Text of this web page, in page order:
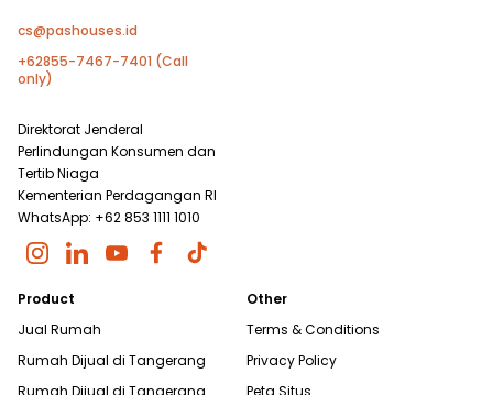
cs@pashouses.id
+62855-7467-7401 (Call
only)
Direktorat Jenderal
Perlindungan Konsumen dan
Tertib Niaga
Kementerian Perdagangan RI
WhatsApp: +62 853 1111 1010
Product
Jual Rumah
Rumah Dijual di Tangerang
Rumah Dijual di Tangerang
Other
Terms & Conditions
Privacy Policy
Peta Situs